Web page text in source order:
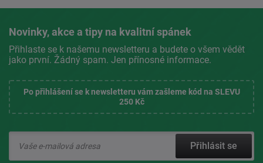
Novinky, akce a tipy na kvalitní spánek
Přihlaste se k našemu newsletteru a budete o všem vědět
jako první. Žádný spam. Jen přínosné informace.
Po přihlášení se k newsletteru vám zašleme kód na SLEVU
250 Kč
Přihlásit se